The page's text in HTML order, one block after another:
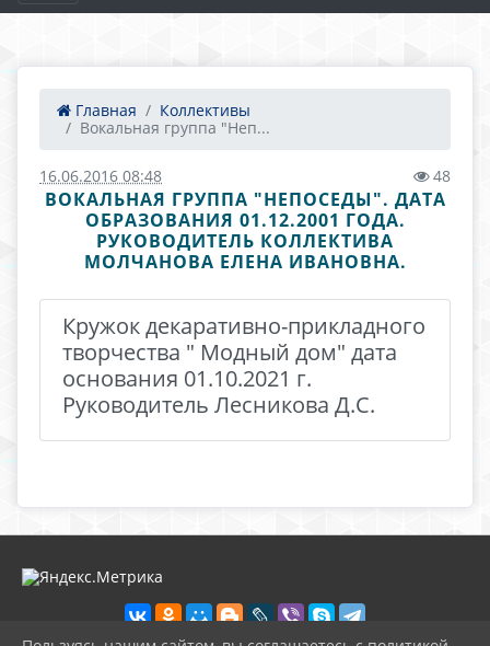
Главная
Коллективы
Вокальная группа "Неп...
16.06.2016 08:48 48
ВОКАЛЬНАЯ ГРУППА "НЕПОСЕДЫ". ДАТА
ОБРАЗОВАНИЯ 01.12.2001 ГОДА.
РУКОВОДИТЕЛЬ КОЛЛЕКТИВА
МОЛЧАНОВА ЕЛЕНА ИВАНОВНА.
Кружок декаративно-прикладного
творчества " Модный дом" дата
основания 01.10.2021 г.
Руководитель Лесникова Д.С.